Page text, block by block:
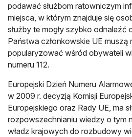
podawać służbom ratowniczym
miejsca, w którym znajduje się
służby te mogły szybko odnaleźć
Państwa członkowskie UE muszą
popularyzować wśród obywateli
numeru 112.
Europejski Dzień Numeru
w 2009 r. decyzją Komisji
Europejskiego oraz Rady UE, ma
rozpowszechnianiu wiedzy o tym
władz krajowych do rozbudowy